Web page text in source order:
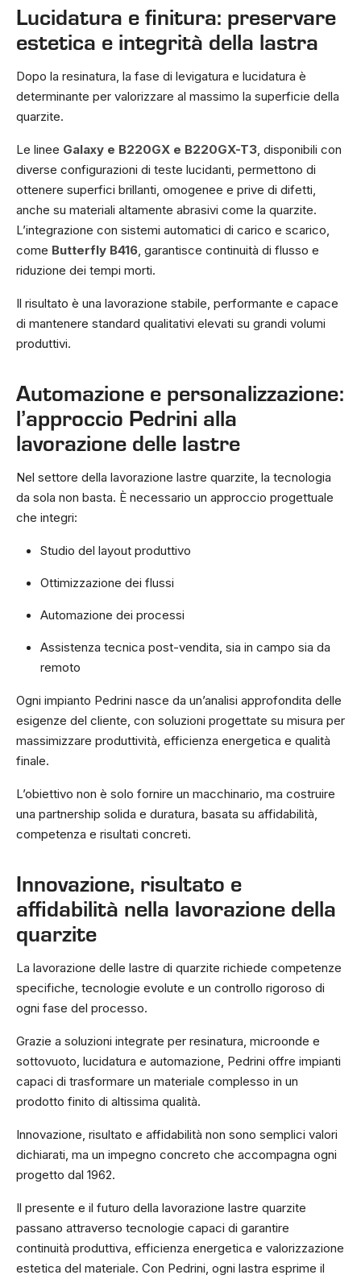
Lucidatura e finitura: preservare
estetica e integrità della lastra
Dopo la resinatura, la fase di levigatura e lucidatura è
determinante per valorizzare al massimo la superficie della
quarzite.
Le linee Galaxy e B220GX e B220GX-T3, disponibili con
diverse configurazioni di teste lucidanti, permettono di
ottenere superfici brillanti, omogenee e prive di difetti,
anche su materiali altamente abrasivi come la quarzite.
L’integrazione con sistemi automatici di carico e scarico,
come Butterfly B416, garantisce continuità di flusso e
riduzione dei tempi morti.
Il risultato è una lavorazione stabile, performante e capace
di mantenere standard qualitativi elevati su grandi volumi
produttivi.
Automazione e personalizzazione:
l’approccio Pedrini alla
lavorazione delle lastre
Nel settore della lavorazione lastre quarzite, la tecnologia
da sola non basta. È necessario un approccio progettuale
che integri:
Studio del layout produttivo
Ottimizzazione dei flussi
Automazione dei processi
Assistenza tecnica post-vendita, sia in campo sia da
remoto
Ogni impianto Pedrini nasce da un’analisi approfondita delle
esigenze del cliente, con soluzioni progettate su misura per
massimizzare produttività, efficienza energetica e qualità
finale.
L’obiettivo non è solo fornire un macchinario, ma costruire
una partnership solida e duratura, basata su affidabilità,
competenza e risultati concreti.
Innovazione, risultato e
affidabilità nella lavorazione della
quarzite
La lavorazione delle lastre di quarzite richiede competenze
specifiche, tecnologie evolute e un controllo rigoroso di
ogni fase del processo.
Grazie a soluzioni integrate per resinatura, microonde e
sottovuoto, lucidatura e automazione, Pedrini offre impianti
capaci di trasformare un materiale complesso in un
prodotto finito di altissima qualità.
Innovazione, risultato e affidabilità non sono semplici valori
dichiarati, ma un impegno concreto che accompagna ogni
progetto dal 1962.
Il presente e il futuro della lavorazione lastre quarzite
passano attraverso tecnologie capaci di garantire
continuità produttiva, efficienza energetica e valorizzazione
estetica del materiale. Con Pedrini, ogni lastra esprime il